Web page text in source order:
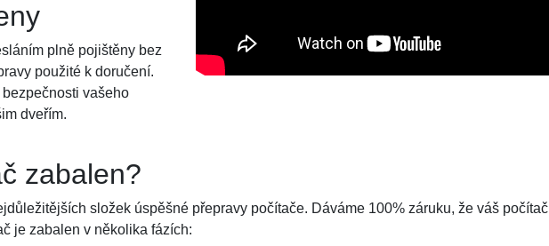
plně pojištěny bez
použité k doručení.
vašeho
dveřím.
zabalen?
složek úspěšné přepravy počítače. Dáváme 100% záruku, že váš počítač
je zabalen v několika fázích: